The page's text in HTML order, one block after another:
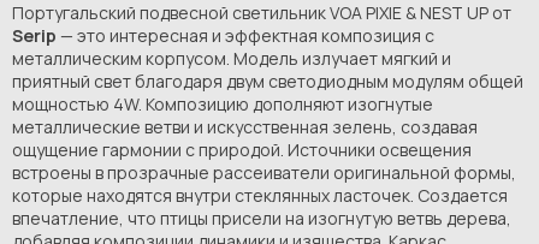
Португальский подвесной светильник VOA PIXIE & NEST UP от
Serip — это интересная и эффектная композиция с
металлическим корпусом. Модель излучает мягкий и
приятный свет благодаря двум светодиодным модулям общей
мощностью 4W. Композицию дополняют изогнутые
металлические ветви и искусственная зелень, создавая
ощущение гармонии с природой. Источники освещения
встроены в прозрачные рассеиватели оригинальной формы,
которые находятся внутри стеклянных ласточек. Создается
впечатление, что птицы присели на изогнутую ветвь дерева,